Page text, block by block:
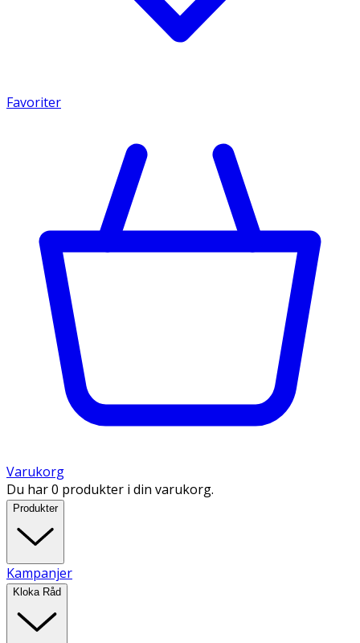
Favoriter
Varukorg
Du har 0 produkter i din varukorg.
Produkter
Kampanjer
Kloka Råd